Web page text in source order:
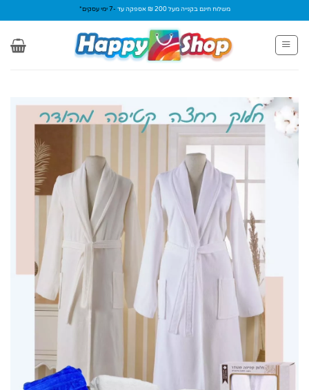
to
content
משלוח חינם בקנייה מעל 200 ₪ אספקה עד -7 ימי עסקים*